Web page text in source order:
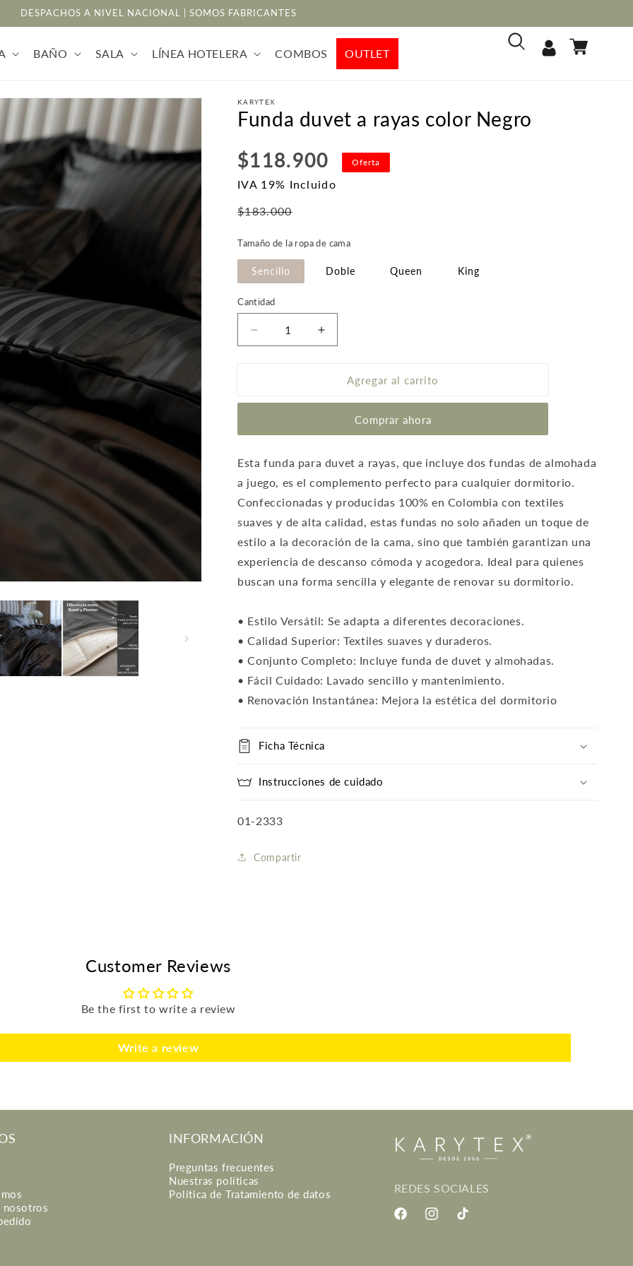
DESPACHOS A NIVEL NACIONAL | SOMOS FABRICANTES
BAÑO SALA LÍNEA HOTELERA COMBOS OUTLET
Iniciar
Carrito
KARYTEX
Funda duvet a rayas color Negro
Precio
habitual
$118.900 Oferta
IVA 19% Incluido
$183.000
de
oferta
Tamaño de la ropa de cama
Sencillo Doble Queen King
Cantidad
Reducir
cantidad
color
Aumentar
cantidad
Funda
color
Agregar al carrito
Comprar ahora
Esta funda para duvet a rayas, que incluye dos fundas de almohada
a juego, es el complemento perfecto para cualquier dormitorio.
Confeccionadas y producidas 100% en Colombia con textiles
suaves y de alta calidad, estas fundas no solo añaden un toque de
estilo a la decoración de la cama, sino que también garantizan una
experiencia de descanso cómoda y acogedora. Ideal para quienes
buscan una forma sencilla y elegante de renovar su dormitorio.
• Estilo Versátil: Se adapta a diferentes decoraciones.
• Calidad Superior: Textiles suaves y duraderos.
• Conjunto Completo: Incluye funda de duvet y almohadas.
• Fácil Cuidado: Lavado sencillo y mantenimiento.
• Renovación Instantánea: Mejora la estética del dormitorio
Ficha Técnica
Instrucciones de cuidado
SKU:
01-2333
Compartir
Customer Reviews
Be the first to write a review
Write a review
nosotros
INFORMACIÓN
Preguntas frecuentes
Nuestras políticas
Política de Tratamiento de datos
REDES SOCIALES
FacebookInstagramTikTok